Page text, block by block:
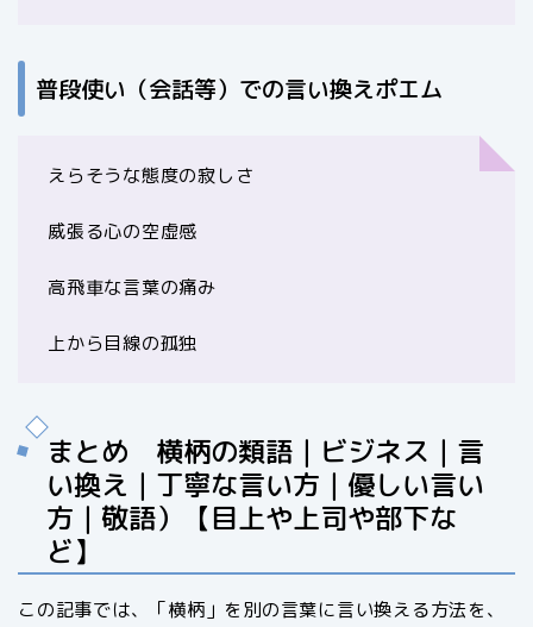
普段使い（会話等）での言い換えポエム
えらそうな態度の寂しさ
威張る心の空虚感
高飛車な言葉の痛み
上から目線の孤独
まとめ 横柄の類語｜ビジネス｜言
い換え｜丁寧な言い方｜優しい言い
方｜敬語）【目上や上司や部下な
ど】
この記事では、「横柄」を別の言葉に言い換える方法を、